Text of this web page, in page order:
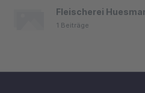
einfach in unseren Kategorie
Fleischerei
1 Beiträge